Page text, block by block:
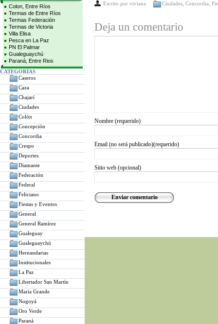
Colon, Entre Ríos
Termas de Entre Ríos
Termas Federación
Termas de Victoria
Villa Elisa
Pesca en La Paz
PN El Palmar
Gualeguaychú
Paraná, Entre Rios
CATEGORÍAS
Caseros
Caza
Chajarí
Ciudades
Colón
Concepción
Concordia
Crespo
Deportes
Diamante
Federación
Federal
Feliciano
Fiestas y Eventos
General
General Ramírez
Gualeguay
Gualeguaychú
Hernandarias
Institucionales
La Paz
Libertador San Martín
Maria Grande
Nogoyá
Oro Verde
Paraná
Escrito por viviana Ciudades Concordia
Deja un comentario
Nombre (requerido)
Email (no será publicado)(requerido)
Sitio web (opcional)